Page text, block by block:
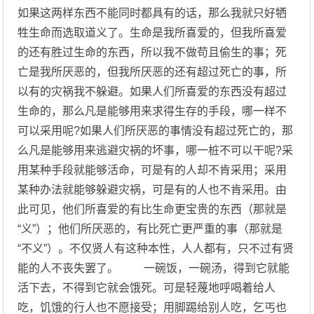
如果这两样东西不能同时都具有的话，那么我就只好牺
牲生命而选取道义了。生命是我所喜爱的，但我所喜爱
的还有胜过生命的东西，所以我不做苟且偷生的事；死
亡是我所厌恶的，但我所厌恶的还有超过死亡的事，所
以有的灾祸我不躲避。如果人们所喜爱的东西没有超过
生命的，那么凡是能够用来求得生存的手段，哪一样不
可以采用呢?如果人们所厌恶的事情没有超过死亡的，那
么凡是能够用来逃避灾祸的坏事，哪一桩不可以干呢?采
用某种手段就能够活命，可是有的人却不肯采用；采用
某种办法就能够躲避灾祸，可是有的人也不肯采用。由
此可见，他们所喜爱的有比生命更宝贵的东西（那就是
“义”）；他们所厌恶的，有比死亡更严重的事（那就是
“不义”）。不仅贤人有这种本性，人人都有，只不过有贤
能的人不丧失罢了。 一碗饭，一碗汤，得到它就能
活下去，不得到它就会饿死。可是轻蔑地呼喝着给人
吃，饥饿的行人也不愿接受；用脚踢给别人吃，乞丐也